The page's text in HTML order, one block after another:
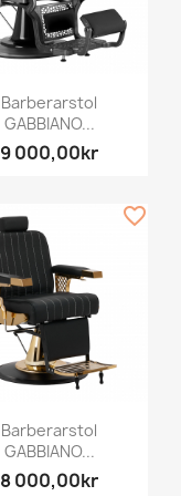
Barberarstol
GABBIANO...
9 000,00kr
Barberarstol
GABBIANO...
8 000,00kr
favorite_border